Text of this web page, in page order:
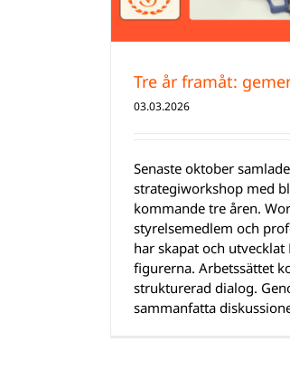
Tre år framåt:
03.03.2026
Senaste oktober
strategiworkshop med
kommande tre åren.
styrelsemedlem och
har skapat och
figurerna. Arbetssättet
strukturerad dialog.
sammanfatta